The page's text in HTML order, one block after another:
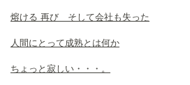
熔ける 再び そして会社も失った
人間にとって成熟とは何か
ちょっと寂しい・・・。